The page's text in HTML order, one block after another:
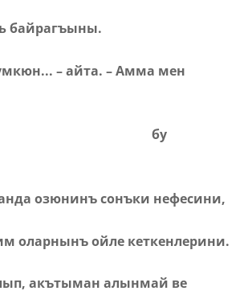
байрагъыны.
– айта. – Амма мен
озюнинъ сонъки нефесини,
оларнынъ ойле кеткенлерини.
акътыман алынмай ве